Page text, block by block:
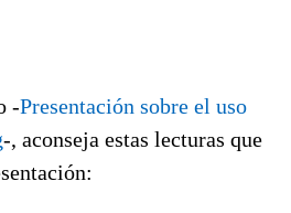
-Presentación sobre el uso
-, aconseja estas lecturas que